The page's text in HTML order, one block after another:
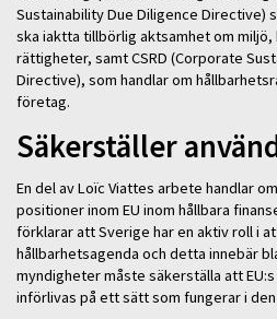
Sustainability Due Diligence Directive)
ska iaktta tillbörlig aktsamhet om miljö,
rättigheter, samt CSRD (Corporate
Directive), som handlar om
företag.
Säkerställer
En del av Loïc Viattes arbete handlar
positioner inom EU inom hållbara
förklarar att Sverige har en aktiv roll i
hållbarhetsagenda och detta innebär
myndigheter måste säkerställa att
införlivas på ett sätt som fungerar i